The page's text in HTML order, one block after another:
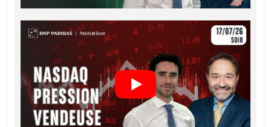
4 août
2026 22:17
4 août
2026 07:39
journalière 0,38 8 436,507
3 août
2026 22:16
journalière 0,39 8 436,102
3 août
2026 07:56
journalière 0,42 8 313,136
Key Information Document (FR)
QUOTES